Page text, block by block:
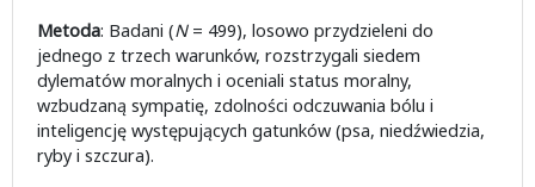
Metoda: Badani (N= 499), losowo przydzieleni do
jednego z trzech warunków, rozstrzygali siedem
dylematów moralnych i oceniali status moralny,
wzbudzaną sympatię, zdolności odczuwania bólu i
inteligencję występujących gatunków (psa, niedźwiedzia,
ryby i szczura).